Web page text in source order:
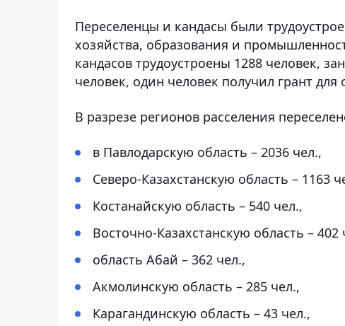
Переселенцы и кандасы были
хозяйства, образования и
кандасов трудоустроены 1288 человек,
человек, один человек получил грант для
В разрезе регионов расселения
в Павлодарскую область – 2036 чел.,
Северо-Казахстанскую область – 1163
Костанайскую область – 540 чел.,
Восточно-Казахстанскую область – 402
область Абай – 362 чел.,
Акмолинскую область – 285 чел.,
Карагандинскую область – 43 чел.,